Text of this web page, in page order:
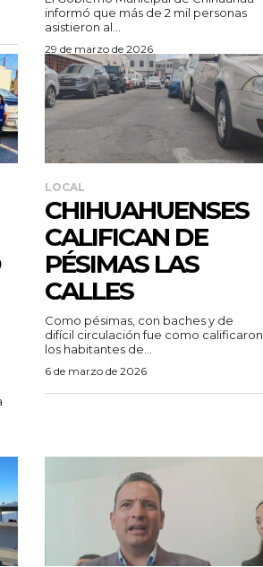
informó que más de 2 mil personas
asistieron al...
29 de marzo de 2026
LOCAL
CHIHUAHUENSES
CALIFICAN DE
PÉSIMAS LAS
CALLES
Como pésimas, con baches y de
difícil circulación fue como calificaron
los habitantes de...
6 de marzo de 2026